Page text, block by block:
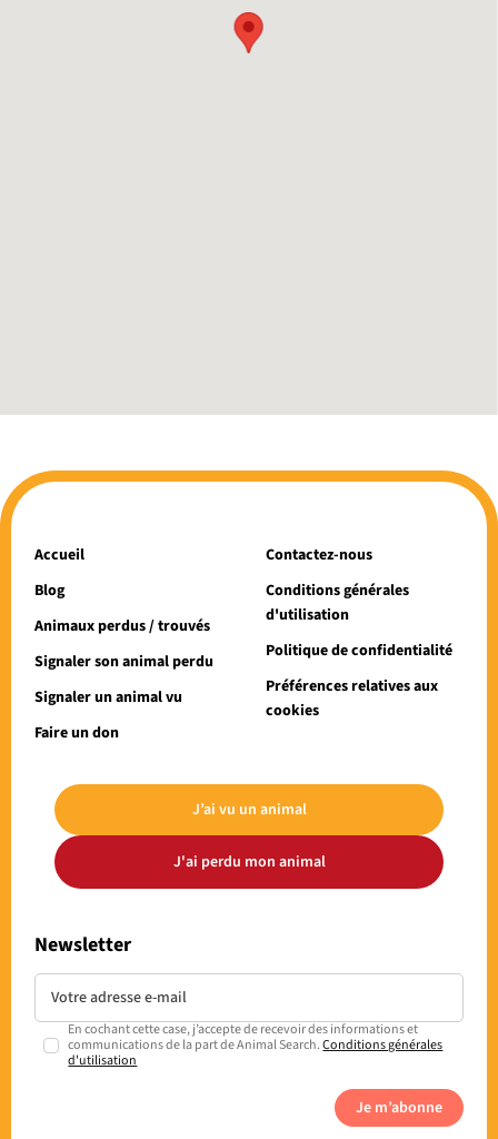
Accueil
Blog
Animaux perdus / trouvés
Signaler son animal perdu
Signaler un animal vu
Faire un don
Contactez-nous
Conditions générales
d'utilisation
Politique de confidentialité
Préférences relatives aux
cookies
J’ai vu un animal
J'ai perdu mon animal
Newsletter
En cochant cette case, j’accepte de recevoir des informations et
communications de la part de Animal Search.Conditions générales
d'utilisation
Je m’abonne